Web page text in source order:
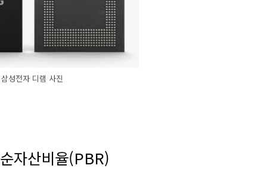
삼성전자 디램 사진
자산비율(PBR)